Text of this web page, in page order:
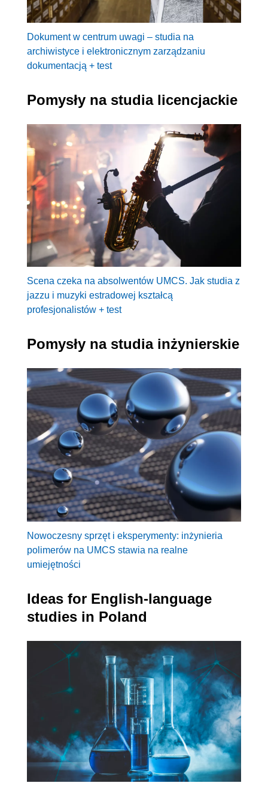
Dokument w centrum uwagi – studia na
archiwistyce i elektronicznym zarządzaniu
dokumentacją + test
Pomysły na studia licencjackie
Scena czeka na absolwentów UMCS. Jak studia z
jazzu i muzyki estradowej kształcą
profesjonalistów + test
Pomysły na studia inżynierskie
Nowoczesny sprzęt i eksperymenty: inżynieria
polimerów na UMCS stawia na realne
umiejętności
Ideas for English-language
studies in Poland